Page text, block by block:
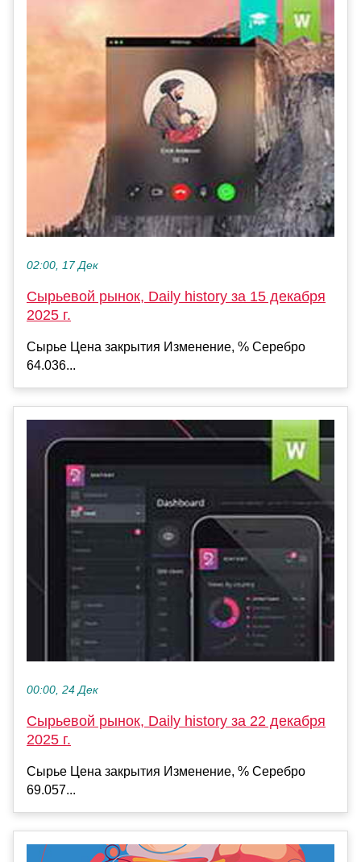
02:00, 17 Дек
Сырьевой рынок, Daily history за 15 декабря
2025 г.
Сырье Цена закрытия Изменение, % Серебро
64.036...
00:00, 24 Дек
Сырьевой рынок, Daily history за 22 декабря
2025 г.
Сырье Цена закрытия Изменение, % Серебро
69.057...